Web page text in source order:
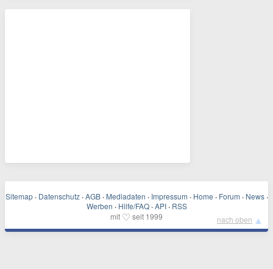
Sitemap · Datenschutz · AGB · Mediadaten · Impressum · Home · Forum · News ·
Werben · Hilfe/FAQ · API · RSS
mit ♡ seit 1999 nach oben ▲